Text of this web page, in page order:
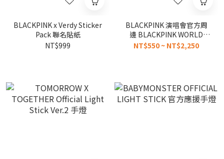
BLACKPINK x Verdy Sticker
Pack 聯名貼紙
NT$999
BLACKPINK 演唱會官方周
邊 BLACKPINK WORLD
TOUR《DEADLINE》
NT$550 ~ NT$2,250